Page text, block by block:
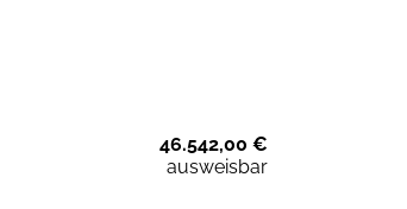
46.542,00 €
ausweisbar